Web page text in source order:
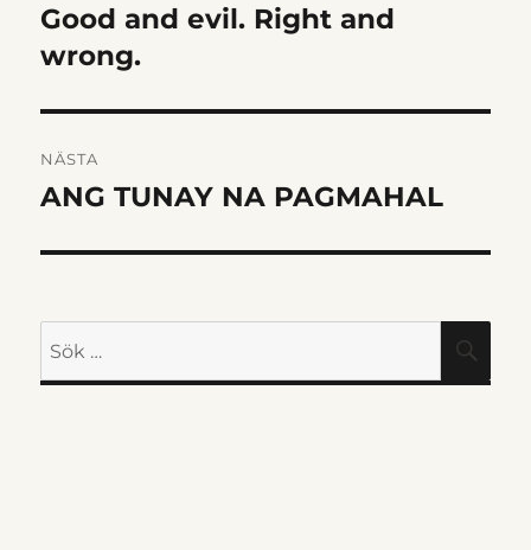
Föregående
inlägg:
Good and evil. Right and
wrong.
NÄSTA
Nästa
ANG TUNAY NA PAGMAHAL